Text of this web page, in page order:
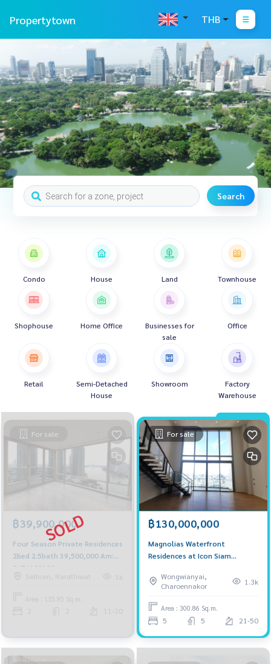
Propertytown THB
Search
Condo House Land Townhouse
Shophouse Home Office
Businesses for
sale
Office
Retail
Semi-Detached
House
Showroom
Factory
Warehouse
For sale
฿39,900,000
Four Season Private Residences
2bed 2.5bath 39,500,000 Am:
0656199198
Sathorn, Narathiwat
1k
Area : 115.95 Sq.m.
11-20
For sale
฿130,000,000
Magnolias Waterfront
Residences at Icon Siam
130,000,000 Am: 0656199198
Wongwianyai,
Charoennakor
1.3k
Area : 300.86 Sq.m.
5 5 21-50